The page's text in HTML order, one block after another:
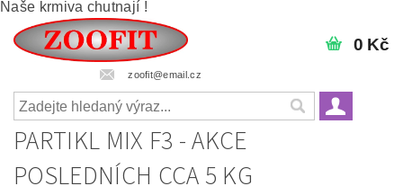
Naše krmiva chutnají !
zoofit@email.cz
0 Kč
PARTIKL MIX F3 - AKCE
POSLEDNÍCH CCA 5 KG